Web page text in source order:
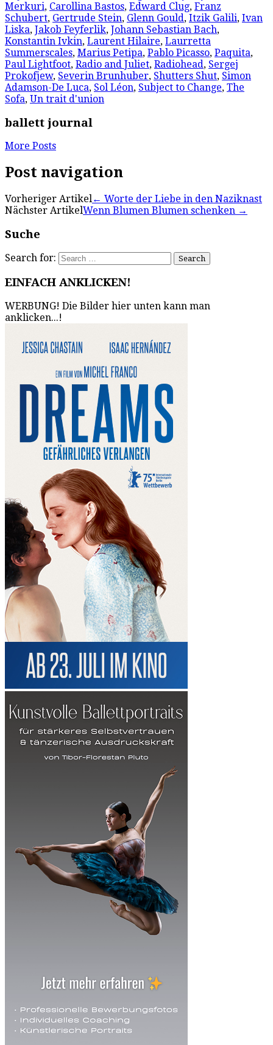
Merkuri, Carollina Bastos, Edward Clug, Franz
Schubert, Gertrude Stein, Glenn Gould, Itzik Galili, Ivan
Liska, Jakob Feyferlik, Johann Sebastian Bach,
Konstantin Ivkin, Laurent Hilaire, Laurretta
Summerscales, Marius Petipa, Pablo Picasso, Paquita,
Paul Lightfoot, Radio and Juliet, Radiohead, Sergej
Prokofjew, Severin Brunhuber, Shutters Shut, Simon
Adamson-De Luca, Sol Léon, Subject to Change, The
Sofa, Un trait d'union
ballett journal
More Posts
Post navigation
Vorheriger Artikel← Worte der Liebe in den Naziknast
Nächster ArtikelWenn Blumen Blumen schenken →
Suche
Search for:
EINFACH ANKLICKEN!
WERBUNG! Die Bilder hier unten kann man
anklicken...!